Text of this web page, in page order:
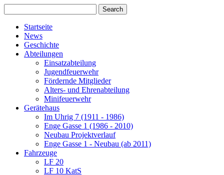
Startseite
News
Geschichte
Abteilungen
Einsatzabteilung
Jugendfeuerwehr
Fördernde Mitglieder
Alters- und Ehrenabteilung
Minifeuerwehr
Gerätehaus
Im Uhrig 7 (1911 - 1986)
Enge Gasse 1 (1986 - 2010)
Neubau Projektverlauf
Enge Gasse 1 - Neubau (ab 2011)
Fahrzeuge
LF 20
LF 10 KatS